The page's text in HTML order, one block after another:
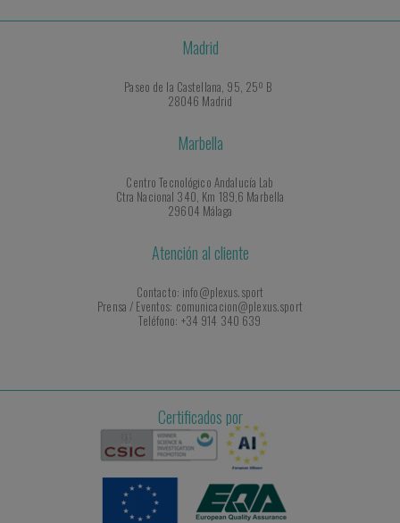
Madrid
Paseo de la Castellana, 95, 25º B
28046 Madrid
Marbella
Centro Tecnológico Andalucía Lab
Ctra Nacional 340, Km 189,6 Marbella
29604 Málaga
Atención al cliente
Contacto: info@plexus.sport
Prensa / Eventos: comunicacion@plexus.sport
Teléfono: +34 914 340 639
Certificados por